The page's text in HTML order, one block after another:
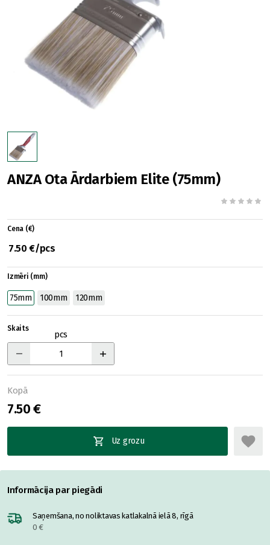
ANZA Ota Ārdarbiem Elite (75mm)
Cena (€)
7.50 €/pcs
Izmēri (mm)
75mm 100mm 120mm
Skaits
pcs
Kopā
7.50 €
Uz grozu
Informācija par piegādi
Saņemšana, no noliktavas katlakalnā ielā 8, rīgā
0 €